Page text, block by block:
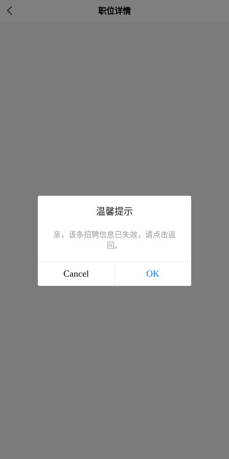
 职位详情
温馨提示
亲，该条招聘信息已失效，请点击返
回。
Cancel OK